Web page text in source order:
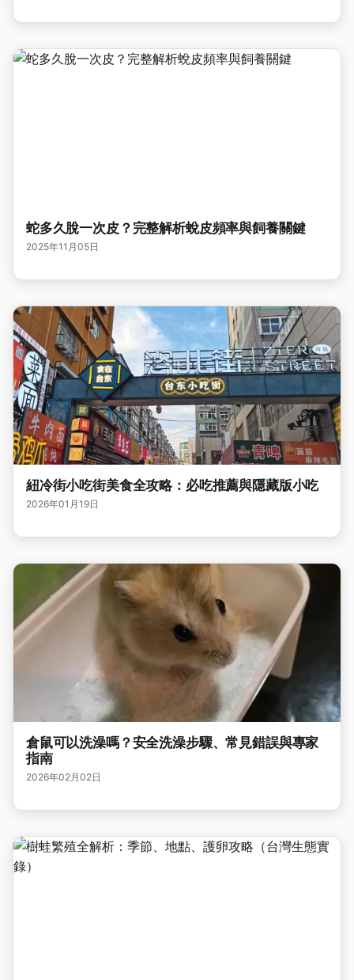
蛇多久脫一次皮？完整解析蛻皮頻率與飼養關鍵
2025年11月05日
紐冷街小吃街美食全攻略：必吃推薦與隱藏版小吃
2026年01月19日
倉鼠可以洗澡嗎？安全洗澡步驟、常見錯誤與專家
指南
2026年02月02日